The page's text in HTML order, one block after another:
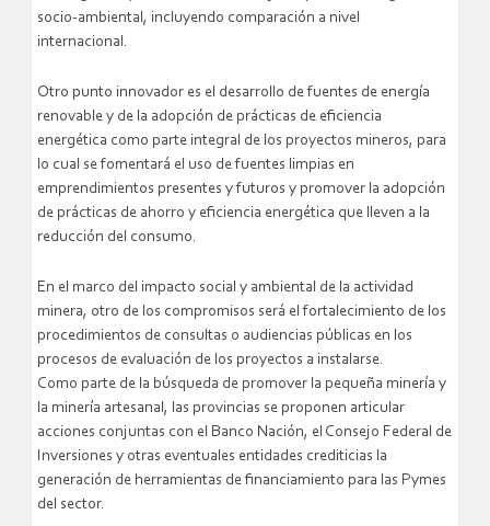
socio-ambiental, incluyendo comparación a nivel
internacional.
Otro punto innovador es el desarrollo de fuentes de energía
renovable y de la adopción de prácticas de eficiencia
energética como parte integral de los proyectos mineros, para
lo cual se fomentará el uso de fuentes limpias en
emprendimientos presentes y futuros y promover la adopción
de prácticas de ahorro y eficiencia energética que lleven a la
reducción del consumo.
En el marco del impacto social y ambiental de la actividad
minera, otro de los compromisos será el fortalecimiento de los
procedimientos de consultas o audiencias públicas en los
procesos de evaluación de los proyectos a instalarse.
Como parte de la búsqueda de promover la pequeña minería y
la minería artesanal, las provincias se proponen articular
acciones conjuntas con el Banco Nación, el Consejo Federal de
Inversiones y otras eventuales entidades crediticias la
generación de herramientas de financiamiento para las Pymes
del sector.